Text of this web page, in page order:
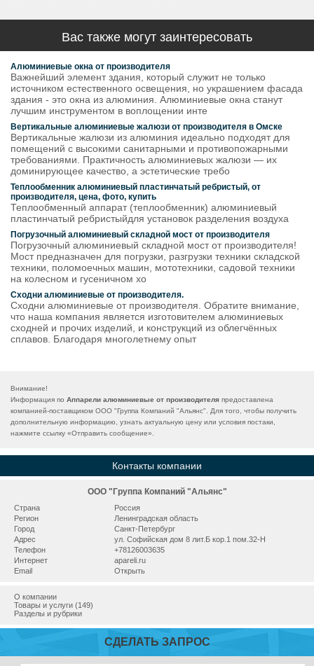
Вас также могут заинтересовать
Алюминиевые окна от производителя
Важнейший элемент здания, который служит не только
источником естественного освещения, но украшением фасада
здания - это окна из алюминия. Алюминиевые окна станут
лучшим инструментом в воплощении инте
Вертикальные алюминиевые жалюзи от производителя в Омске
Вертикальные жалюзи из алюминия идеально подходят для
помещений с высокими санитарными и противопожарными
требованиями. Практичность алюминиевых жалюзи — их
доминирующее качество, а эстетические требо
Теплообменник алюминиевый пластинчатый ребристый, от
производителя, цена, фото, купить
Теплообменный аппарат (теплообменник) алюминиевый
пластинчатый ребристыйдля установок разделения воздуха
Погрузочный алюминиевый складной мост от производителя
Погрузочный алюминиевый складной мост от производителя!
Мост предназначен для погрузки, разгрузки техники складской
техники, поломоечных машин, мототехники, садовой техники
на колесном и гусеничном хо
Сходни алюминиевые от производителя.
Сходни алюминиевые от производителя. Обратите внимание,
что наша компания является изготовителем алюминиевых
сходней и прочих изделий, и конструкций из облегчённых
сплавов. Благодаря многолетнему опыт
Внимание!
Информация по Аппарели алюминиевые от производителя предоставлена
компанией-поставщиком ООО "Группа Компаний "Альянс". Для того, чтобы получить
дополнительную информацию, узнать актуальную цену или условия постаки,
нажмите ссылку «Отправить сообщение».
Контакты компании
ООО "Группа Компаний "Альянс"
Страна
Россия
Регион
Ленинградская область
Город
Санкт-Петербург
Адрес
ул. Софийская дом 8 лит.Б кор.1 пом.32-Н
Телефон
+78126003635
Интернет
apareli.ru
Email
Открыть
О компании
Товары и услуги (149)
Разделы и рубрики
СДЕЛАТЬ ЗАПРОС